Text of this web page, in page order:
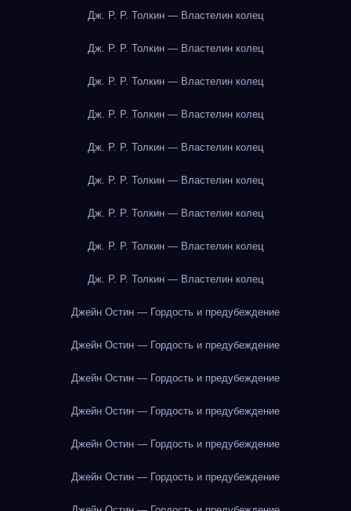
Дж. Р. Р. Толкин — Властелин колец
Дж. Р. Р. Толкин — Властелин колец
Дж. Р. Р. Толкин — Властелин колец
Дж. Р. Р. Толкин — Властелин колец
Дж. Р. Р. Толкин — Властелин колец
Дж. Р. Р. Толкин — Властелин колец
Дж. Р. Р. Толкин — Властелин колец
Дж. Р. Р. Толкин — Властелин колец
Дж. Р. Р. Толкин — Властелин колец
Джейн Остин — Гордость и предубеждение
Джейн Остин — Гордость и предубеждение
Джейн Остин — Гордость и предубеждение
Джейн Остин — Гордость и предубеждение
Джейн Остин — Гордость и предубеждение
Джейн Остин — Гордость и предубеждение